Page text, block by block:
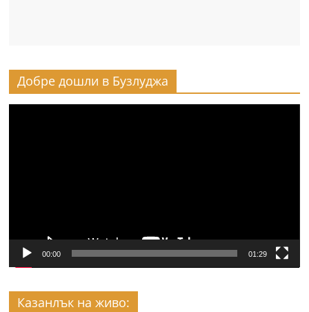
Добре дошли в Бузлуджа
00:00 01:29
Казанлък на живо: